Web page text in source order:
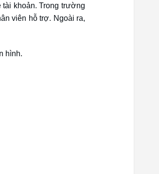
khoản. Trong trường
viên hỗ trợ. Ngoài ra,
hình.